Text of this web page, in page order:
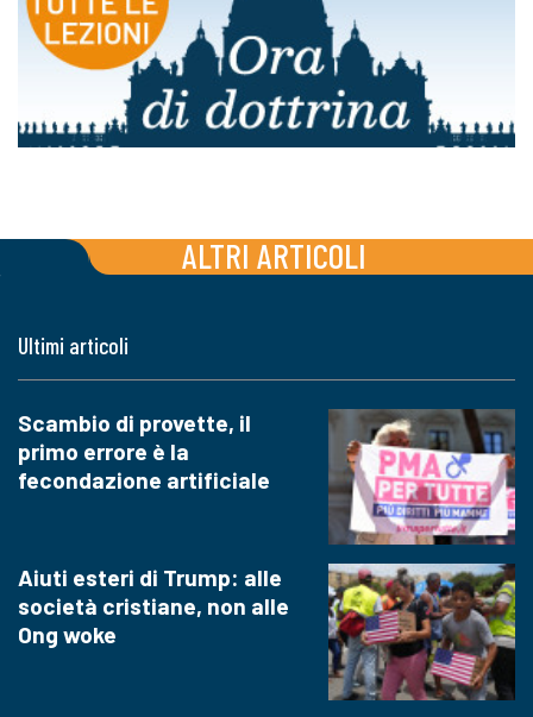
ALTRI ARTICOLI
Ultimi articoli
Scambio di provette, il
primo errore è la
fecondazione artificiale
Aiuti esteri di Trump: alle
società cristiane, non alle
Ong woke